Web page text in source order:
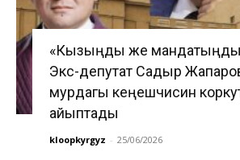
«Кызыңды же мандатыңды
Экс-депутат Садыр
мурдагы кеңешчисин
айыптады
kloopkyrgyz - 25/06/2026